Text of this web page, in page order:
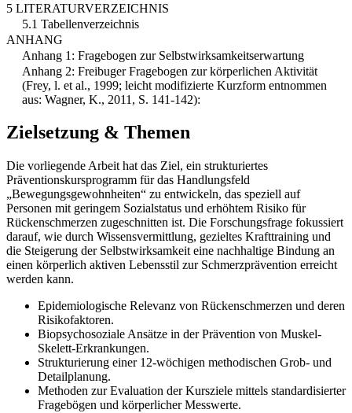
5 LITERATURVERZEICHNIS
5.1 Tabellenverzeichnis
ANHANG
Anhang 1: Fragebogen zur Selbstwirksamkeitserwartung
Anhang 2: Freibuger Fragebogen zur körperlichen Aktivität
(Frey, l. et al., 1999; leicht modifizierte Kurzform entnommen
aus: Wagner, K., 2011, S. 141-142):
Zielsetzung & Themen
Die vorliegende Arbeit hat das Ziel, ein strukturiertes
Präventionskursprogramm für das Handlungsfeld
„Bewegungsgewohnheiten“ zu entwickeln, das speziell auf
Personen mit geringem Sozialstatus und erhöhtem Risiko für
Rückenschmerzen zugeschnitten ist. Die Forschungsfrage fokussiert
darauf, wie durch Wissensvermittlung, gezieltes Krafttraining und
die Steigerung der Selbstwirksamkeit eine nachhaltige Bindung an
einen körperlich aktiven Lebensstil zur Schmerzprävention erreicht
werden kann.
Epidemiologische Relevanz von Rückenschmerzen und deren
Risikofaktoren.
Biopsychosoziale Ansätze in der Prävention von Muskel-
Skelett-Erkrankungen.
Strukturierung einer 12-wöchigen methodischen Grob- und
Detailplanung.
Methoden zur Evaluation der Kursziele mittels standardisierter
Fragebögen und körperlicher Messwerte.